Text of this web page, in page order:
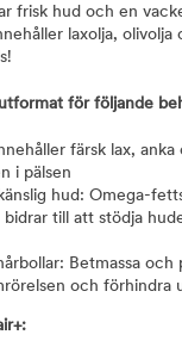
frisk hud och en
laxolja,
för följande
färsk lax,
i pälsen
hud: Omega-
till att stödja
Betmassa
och förhindra